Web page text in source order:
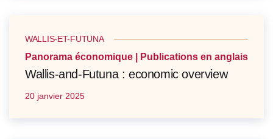
WALLIS-ET-FUTUNA
Panorama économique | Publications en anglais
Wallis-and-Futuna : economic overview
20 janvier 2025